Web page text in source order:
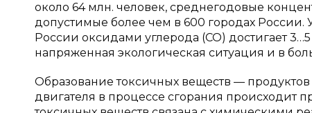
около 64 млн. человек, среднегодовые
допустимые более чем в 600 городах России.
России оксидами углерода (СО) достигает
напряженная экологическая ситуация и в
Образование токсичных веществ —
двигателя в процессе сгорания происходит